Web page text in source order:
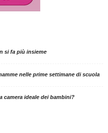
si fa più insieme
nelle prime settimane di scuola
camera ideale dei bambini?